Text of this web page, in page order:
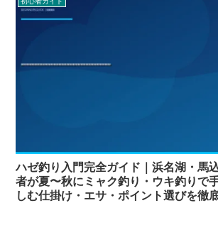
ハゼ釣り入門完全ガイド｜浜名湖・馬
者が夏〜秋にミャク釣り・ウキ釣りで
しむ仕掛け・エサ・ポイント選びを徹